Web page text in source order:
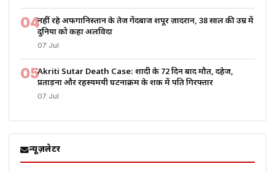
04नहीं रहे अफगानिस्तान के तेज गेंदबाज शपूर ज़ादरान, 38 साल की उम्र में
दुनिया को कहा अलविदा
07 Jul
05Akriti Sutar Death Case: शादी के 72 दिन बाद मौत, दहेज,
प्रताड़ना और रहस्यमयी घटनाक्रम के शक में पति गिरफ्तार
07 Jul
न्यूज़लेटर